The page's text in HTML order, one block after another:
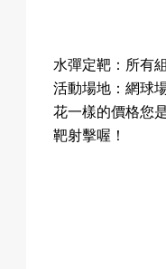
水彈定靶：所有
活動場地：網球
花一樣的價格您
靶射擊喔！